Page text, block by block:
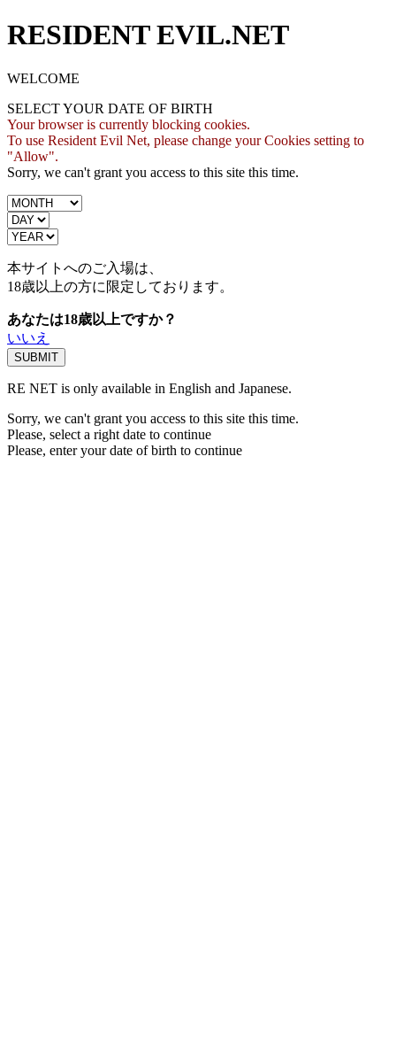
RESIDENT EVIL.NET
WELCOME
SELECT YOUR DATE OF BIRTH
Your browser is currently blocking cookies.
To use Resident Evil Net, please change your Cookies setting to
"Allow".
Sorry, we can't grant you access to this site this time.
本サイトへのご入場は、
18歳以上の方に限定しております。
あなたは18歳以上ですか？
いいえ
RE NET is only available in English and Japanese.
Sorry, we can't grant you access to this site this time.
Please, select a right date to continue
Please, enter your date of birth to continue